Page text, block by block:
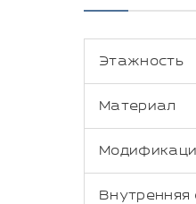
Этажность
Материал
Внутренняя